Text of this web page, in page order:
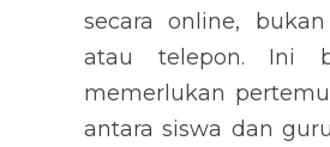
secara online,
atau telepon. Ini
memerlukan
antara siswa dan